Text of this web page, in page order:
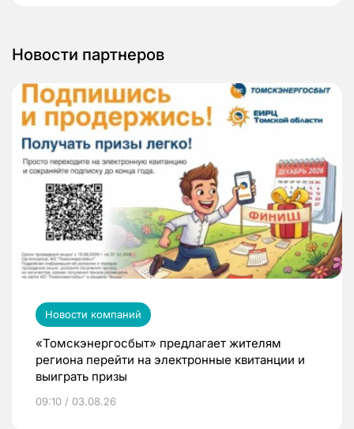
Новости партнеров
Новости компаний
«Томскэнергосбыт» предлагает жителям
региона перейти на электронные квитанции и
выиграть призы
09:10 / 03.08.26